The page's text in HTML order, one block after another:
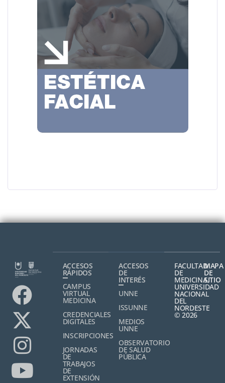
ACCESOS
RÁPIDOS
CAMPUS
VIRTUAL
MEDICINA
CREDENCIALES
DIGITALES
INSCRIPCIONES
JORNADAS
DE
TRABAJOS
DE
EXTENSIÓN
ACCESOS
DE
INTERÉS
UNNE
ISSUNNE
MEDIOS
UNNE
OBSERVATORIO
DE SALUD
PÚBLICA
FACULTAD
DE
MEDICINA,
UNIVERSIDAD
NACIONAL
DEL
NORDESTE
© 2026
MAPA
DE
SITIO